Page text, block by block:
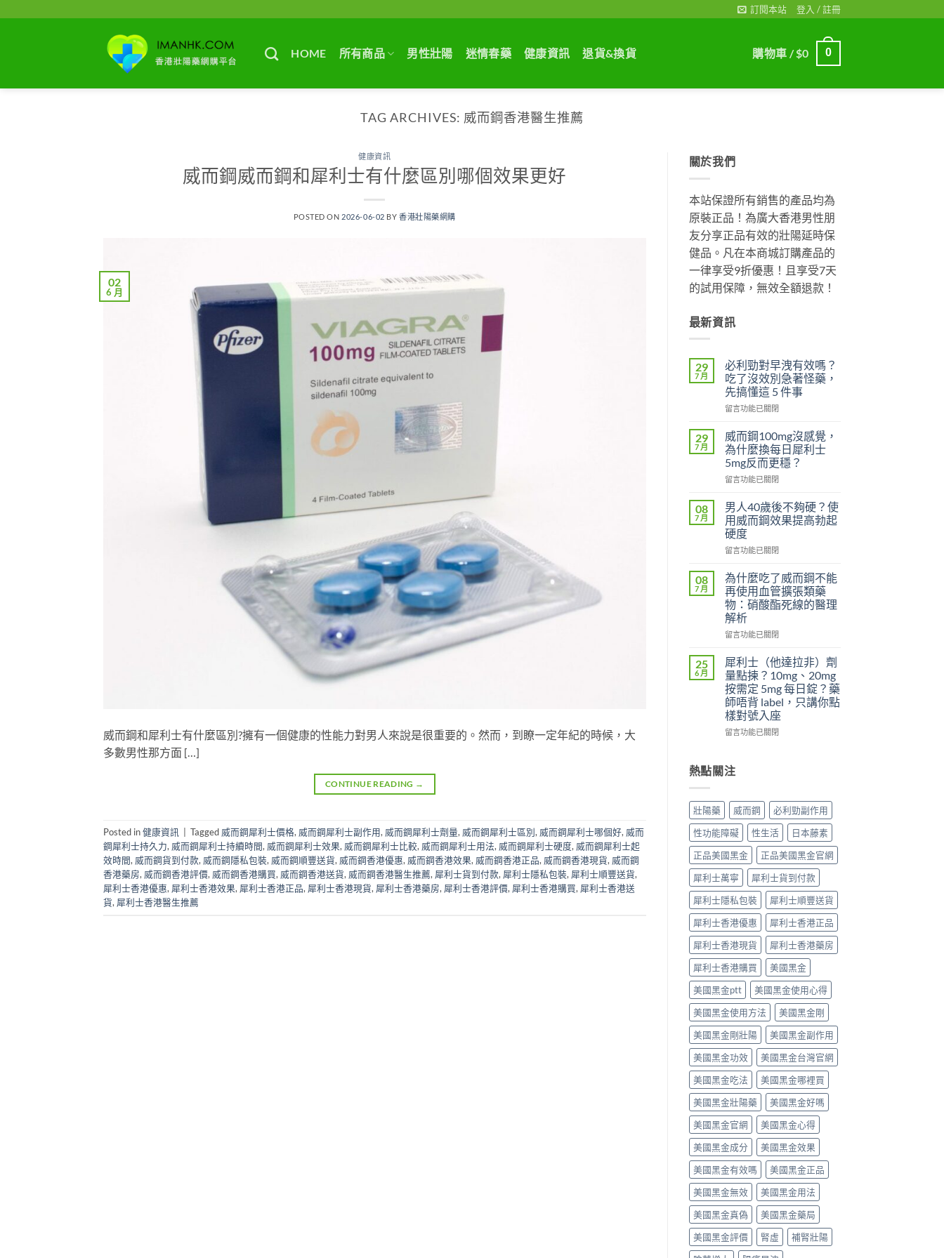
訂閱本站 登入 / 註冊
HOME 所有商品 男性壯陽 迷情春藥 健康資訊 退貨&換貨 購物車 /$0 0
TAG ARCHIVES: 威而鋼香港醫生推薦
健康資訊
威而鋼威而鋼和犀利士有什麼區別哪個效果更好
POSTED ON 2026-06-02 BY香港壯陽藥網購
02
6 月
威而鋼和犀利士有什麼區別?擁有一個健康的性能力對男人來說是很重要的。然而，到瞭一定年紀的時候，大
多數男性那方面 […]
CONTINUE READING →
Posted in健康資訊 Tagged 威而鋼犀利士價格, 威而鋼犀利士副作用, 威而鋼犀利士劑量, 威而鋼犀利士區別, 威而鋼犀利士哪個好, 威而
鋼犀利士持久力, 威而鋼犀利士持續時間, 威而鋼犀利士效果, 威而鋼犀利士比較, 威而鋼犀利士用法, 威而鋼犀利士硬度, 威而鋼犀利士起
效時間, 威而鋼貨到付款, 威而鋼隱私包裝, 威而鋼順豐送貨, 威而鋼香港優惠, 威而鋼香港效果, 威而鋼香港正品, 威而鋼香港現貨, 威而鋼
香港藥房, 威而鋼香港評價, 威而鋼香港購買, 威而鋼香港送貨, 威而鋼香港醫生推薦, 犀利士貨到付款, 犀利士隱私包裝, 犀利士順豐送貨,
犀利士香港優惠, 犀利士香港效果, 犀利士香港正品, 犀利士香港現貨, 犀利士香港藥房, 犀利士香港評價, 犀利士香港購買, 犀利士香港送
貨, 犀利士香港醫生推薦
關於我們
本站保證所有銷售的產品均為
原裝正品！為廣大香港男性朋
友分享正品有效的壯陽延時保
健品。凡在本商城訂購產品的
一律享受9折優惠！且享受7天
的試用保障，無效全額退款！
最新資訊
29
7 月
必利勁對早洩有效嗎？
吃了沒效別急著怪藥，
先搞懂這 5 件事
在
利
勁
對
早
洩
效
嗎？
吃
了
沒
別
急
著
怪
藥，
先
懂
這
5
件
事〉
中
留言功能已關閉
29
7 月
威而鋼100mg沒感覺，
為什麼換每日犀利士
5mg反而更穩？
在
而
鋼
100mg
沒
感
為
什
麼
換
每
日
利
士
5mg
反
而
更
穩？〉
留言功能已關閉
08
7 月
男人40歲後不夠硬？使
用威而鋼效果提高勃起
硬度
在
人
40
歲
後
不
夠
使
用
威
而
鋼
效
果
勃
起
度〉
留言功能已關閉
08
7 月
為什麼吃了威而鋼不能
再使用血管擴張類藥
物：硝酸酯死線的醫理
解析
在
什
麼
吃
了
威
而
鋼
再
使
血
擴
張
類
藥
物：
硝
酸
酯
死
線
的
醫
理
解
析〉
中
留言功能已關閉
25
6 月
犀利士（他達拉非）劑
量點揀？10mg、20mg
按需定 5mg 每日錠？藥
師唔背 label，只講你點
樣對號入座
在
士
（他
拉
非）
劑
量
點
揀？
10mg、
20mg
按
需
定
5mg
每
日
錠？
藥
師
唔
背
label，
只
講
你
點
樣
對
號
入
座〉
中
留言功能已關閉
熱點關注
壯陽藥 威而鋼
必利勁副作用
性功能障礙
性生活
日本藤素
正品美國黑金
正品美國黑金官網
犀利士萬寧
犀利士貨到付款
犀利士隱私包裝
犀利士順豐送貨
犀利士香港優惠
犀利士香港正品
犀利士香港現貨
犀利士香港藥房
犀利士香港購買
美國黑金
美國黑金ptt
美國黑金使用心得
美國黑金使用方法
美國黑金剛
美國黑金剛壯陽
美國黑金副作用
美國黑金功效
美國黑金台灣官網
美國黑金吃法
美國黑金哪裡買
美國黑金壯陽藥
美國黑金好嗎
美國黑金官網
美國黑金心得
美國黑金成分
美國黑金效果
美國黑金有效嗎
美國黑金正品
美國黑金無效
美國黑金用法
美國黑金真偽
美國黑金藥局
美國黑金評價
腎虛
補腎壯陽